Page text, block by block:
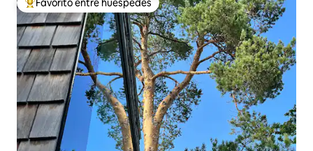
Favorito entre huéspedes preferido
Favorito entre huéspedes